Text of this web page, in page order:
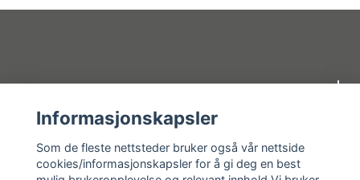
Informasjonskapsler
Som de fleste nettsteder bruker også vår nettside
cookies/informasjonskapsler for å gi deg en best